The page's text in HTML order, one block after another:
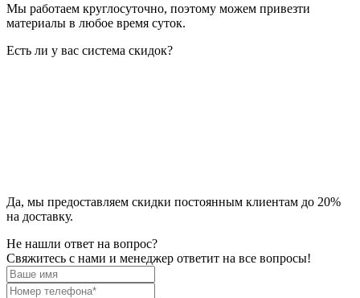
Мы работаем круглосуточно, поэтому можем привезти
материалы в любое время суток.
Есть ли у вас система скидок?
Да, мы предоставляем скидки постоянным клиентам до 20%
на доставку.
Не нашли ответ на вопрос?
Свяжитесь с нами и менеджер ответит на все вопросы!